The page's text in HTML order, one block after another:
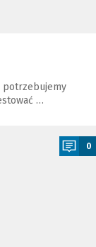
potrzebujemy
…
0